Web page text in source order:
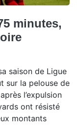
minutes,
saison de Ligue
sur la pelouse de
l’expulsion
ont résisté
montants